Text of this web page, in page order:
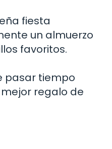
fiesta
un almuerzo
favoritos.
pasar tiempo
regalo de